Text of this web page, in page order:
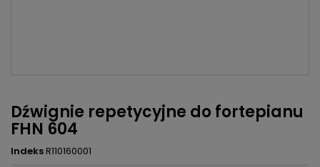
Dźwignie repetycyjne do fortepianu
FHN 604
IndeksR110160001